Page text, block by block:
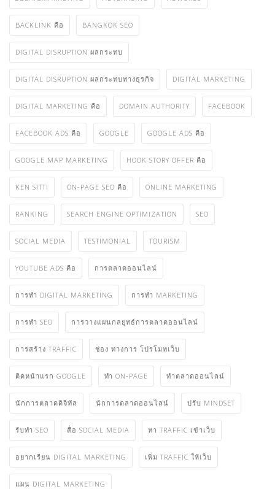
BACKLINK คือ BANGKOK SEO
DIGITAL DISRUPTION ผลกระทบ
DIGITAL DISRUPTION ผลกระทบทางธุรกิจ DIGITAL MARKETING
DIGITAL MARKETING คือ DOMAIN AUTHORITY FACEBOOK
FACEBOOK ADS คือ GOOGLE GOOGLE ADS คือ
GOOGLE MAP MARKETING HOOK STORY OFFER คือ
KEN SITTI ON-PAGE SEO คือ ONLINE MARKETING
RANKING SEARCH ENGINE OPTIMIZATION SEO
SOCIAL MEDIA TESTIMONIAL TOURISM
YOUTUBE ADS คือ การตลาดออนไลน์
การทำ DIGITAL MARKETING การทำ MARKETING
การทำ SEO การวางแผนกลยุทธ์การตลาดออนไลน์
การสร้าง TRAFFIC ช่อง ทางการ โปรโมทเว็บ
ติดหน้าแรก GOOGLE ทำ ON-PAGE ทําตลาดออนไลน์
นักการตลาดดิจิทัล นักการตลาดออนไลน์ ปรับ MINDSET
รับทำ SEO สื่อ SOCIAL MEDIA หา TRAFFIC เข้าเว็บ
อยากเรียน DIGITAL MARKETING เพิ่ม TRAFFIC ให้เว็บ
แผน DIGITAL MARKETING